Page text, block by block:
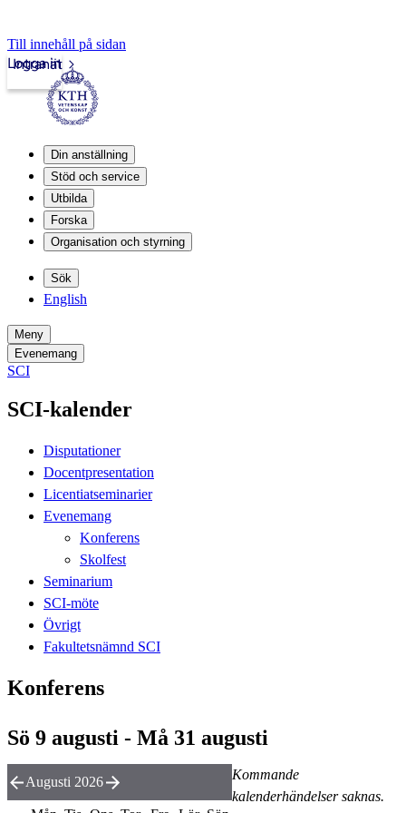
Till innehåll på sidan
Intranät
Logga in
Din anställning
Stöd och service
Utbilda
Forska
Organisation och styrning
Sök
English
Meny
Evenemang
SCI
SCI-kalender
Disputationer
Docentpresentation
Licentiatseminarier
Evenemang
Konferens
Skolfest
Seminarium
SCI-möte
Övrigt
Fakultetsnämnd SCI
Konferens
Sö 9 augusti - Må 31 augusti
Kommande
kalenderhändelser saknas.
Augusti 2026